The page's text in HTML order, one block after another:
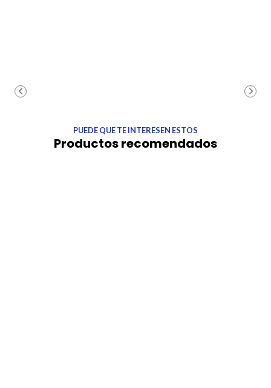
PUEDE QUE TE INTERESEN ESTOS
Productos recomendados